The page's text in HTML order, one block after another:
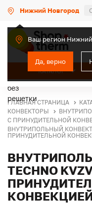
Нижний Новгород
Ваш регион
Да, верно
КАТАЛОГ
ГЛАВНАЯ СТРАНИЦА
КОНВЕКТОРЫ
С ПРИНУДИТЕЛЬНОЙ
ВНУТРИПОЛЬНЫЙ
ПРИНУДИТЕЛЬНОЙ
TECHNO